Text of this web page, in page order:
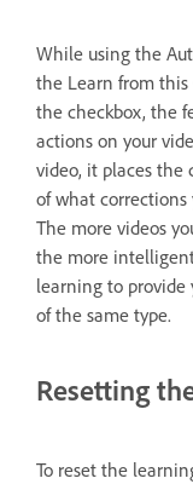
While using the
the Learn from this
the checkbox, the
actions on your
video, it places the
of what corrections
The more videos
the more
learning to provide
of the same type.
Resetting
To reset the